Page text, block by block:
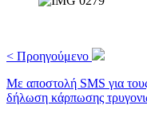
< Προηγούμενο
Με αποστολή SMS για
δήλωση κάρπωσης